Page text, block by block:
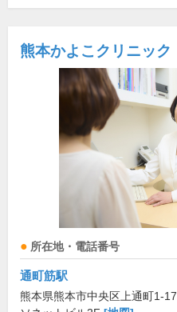
熊本かよこクリニック
所在地・電話番号
通町筋駅
熊本県熊本市中央区上通町1-17